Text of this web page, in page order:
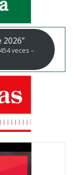
2026”
veces –